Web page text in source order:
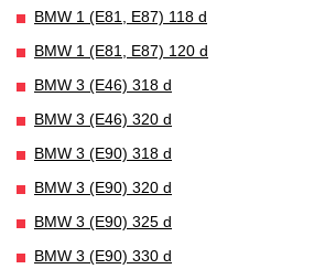
BMW 1 (E81, E87) 118 d
BMW 1 (E81, E87) 120 d
BMW 3 (E46) 318 d
BMW 3 (E46) 320 d
BMW 3 (E90) 318 d
BMW 3 (E90) 320 d
BMW 3 (E90) 325 d
BMW 3 (E90) 330 d